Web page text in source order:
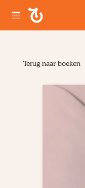
Terug naar boeken